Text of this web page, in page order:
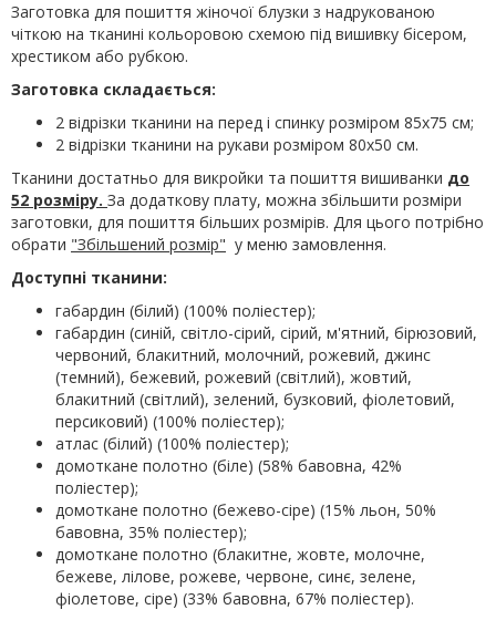
Заготовка для пошиття жіночої блузки з надрукованою
чіткою на тканині кольоровою схемою під вишивку бісером,
хрестиком або рубкою.
Заготовка складається:
2 відрізки тканини на перед і спинку розміром 85х75 см;
2 відрізки тканини на рукави розміром 80х50 см.
Тканини достатньо для викройки та пошиття вишиванки до
52 розміру. За додаткову плату, можна збільшити розміри
заготовки, для пошиття більших розмірів. Для цього потрібно
обрати "Збільшений розмір" у меню замовлення.
Доступні тканини:
габардин (білий) (100% поліестер);
габардин (синій, світло-сірий, сірий, м'ятний, бірюзовий,
червоний, блакитний, молочний, рожевий, джинс
(темний), бежевий, рожевий (світлий), жовтий,
блакитний (світлий), зелений, бузковий, фіолетовий,
персиковий) (100% поліестер);
атлас (білий) (100% поліестер);
домоткане полотно (біле) (58% бавовна, 42%
поліестер);
домоткане полотно (бежево-сіре) (15% льон, 50%
бавовна, 35% поліестер);
домоткане полотно (блакитне, жовте, молочне,
бежеве, лілове, рожеве, червоне, синє, зелене,
фіолетове, сіре) (33% бавовна, 67% поліестер).